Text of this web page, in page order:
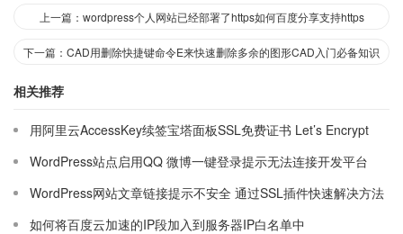
上一篇：wordpress个人网站已经部署了https如何百度分享支持https
下一篇：CAD用删除快捷键命令E来快速删除多余的图形CAD入门必备知识
相关推荐
用阿里云AccessKey续签宝塔面板SSL免费证书 Let’s Encrypt
WordPress站点启用QQ 微博一键登录提示无法连接开发平台
WordPress网站文章链接提示不安全 通过SSL插件快速解决方法
如何将百度云加速的IP段加入到服务器IP白名单中